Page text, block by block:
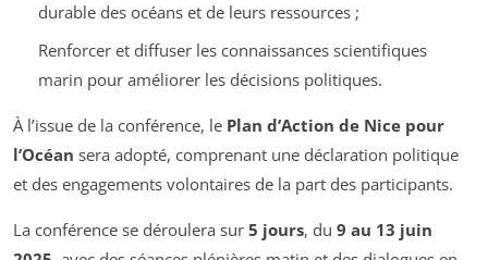
durable des océans et de leurs ressources ;
Renforcer et diffuser les connaissances scientifiques
marin pour améliorer les décisions politiques.
À l’issue de la conférence, le Plan d’Action de Nice pour
l’Océan sera adopté, comprenant une déclaration politique
et des engagements volontaires de la part des participants.
La conférence se déroulera sur 5 jours, du 9 au 13 juin